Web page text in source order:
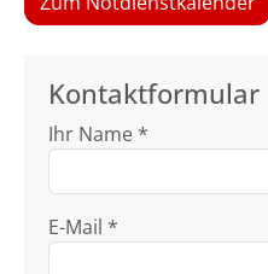
Kontaktformular
Ihr Name *
E-Mail *